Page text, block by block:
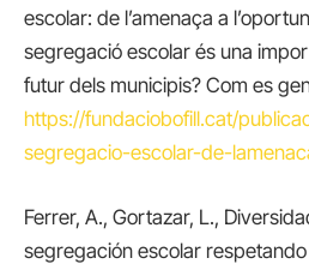
escolar: de l’amenaça a
segregació escolar és una
futur dels municipis? Com es
https://fundaciobofill.cat/
segregacio-escolar-de-
Ferrer, A., Gortazar, L.,
segregación escolar